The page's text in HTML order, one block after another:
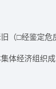
（□经鉴定危
体经济组织